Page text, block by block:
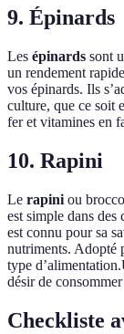
9. Épinards
Les épinards sont
un rendement
vos épinards. Ils
culture, que ce soit
fer et vitamines en
10. Rapini
Le rapini ou
est simple dans des
est connu pour sa
nutriments. Adopté
type
désir de
Checkliste